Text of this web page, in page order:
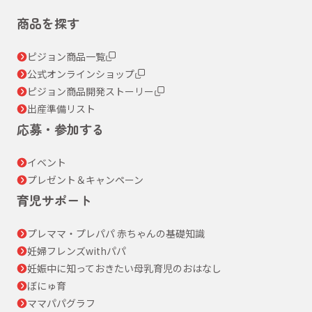
商品を探す
ピジョン商品一覧
公式オンラインショップ
ピジョン商品開発ストーリー
出産準備リスト
応募・参加する
イベント
プレゼント＆キャンペーン
育児サポート
プレママ・プレパパ 赤ちゃんの基礎知識
妊婦フレンズwithパパ
妊娠中に知っておきたい母乳育児のおはなし
ぼにゅ育
ママパパグラフ